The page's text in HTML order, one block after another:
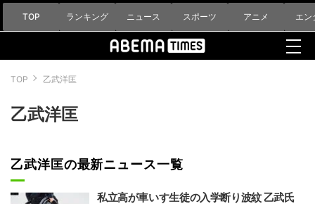
TOP ランキング ニュース スポーツ アニメ エン
TOP 乙武洋匡
乙武洋匡
乙武洋匡の最新ニュース一覧
私立高が車いす生徒の入学断り波紋 乙武氏